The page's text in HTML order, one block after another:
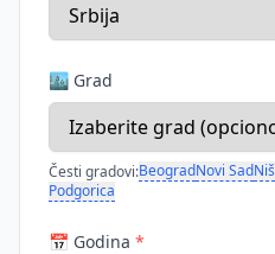
🏙️ Grad
Česti gradovi:BeogradNovi SadNiš
Podgorica
📅 Godina *